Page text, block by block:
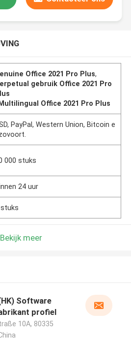
Office 2021 Pro Plus,
gebruik Office 2021 Pro
Office 2021 Pro Plus
PayPal, Western Union, Bitcoin e
000 stuks
24 uur
Bekijk meer
Software
profiel
10A, 80335